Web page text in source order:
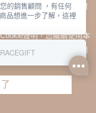
跟涼鞋 米白
的電腦中放置並取用我們
何變更電腦的Cookie設
聲明，您繼續使用本
用條款之Cookie聲明使用
的銷售顧問 ，有任何
品想進一步了解，這裡